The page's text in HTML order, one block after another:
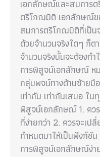
เอกลักษณ์และสมการ
ตรีโกณมิติ เอกลักษณ์
สมการตรีโกณมิติที่เป็น
ด้วยจำนวนจริงใดๆ ก็
จำนวนจริงนั้นจะต้องท
การพิสูจน์เอกลักษณ์ ห
กลุ่มพจน์ทางด้านซ้ายมื
เท่ากับ เท่ากันเสมอ ใ
พิสูจน์เอกลักษณ์ 1. คว
ที่ง่ายกว่า 2. ควรจะเ
กำหนดมาให้เป็นฟังก์ชั
การพิสูจน์เอกลักษณ์ง่า